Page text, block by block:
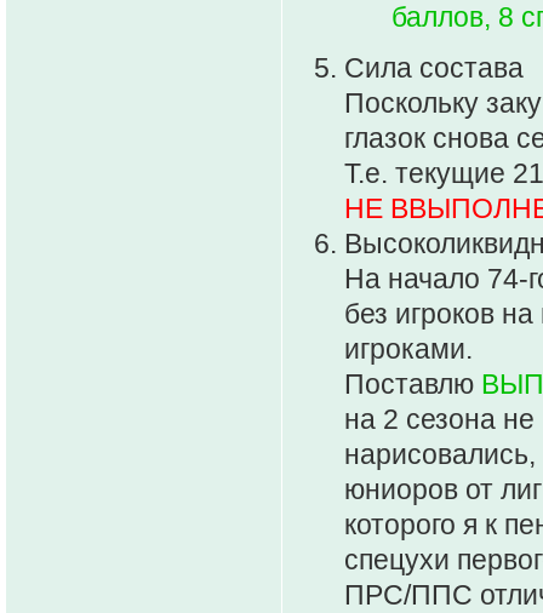
баллов, 8
Сила состава
Поскольку
глазок снова
Т.е. текущие
НЕ
На начало 74-
без игроков
игроками.
Поставлю
на 2 сезона
юниоров от
которого я к
спецухи
ПРС/ППС